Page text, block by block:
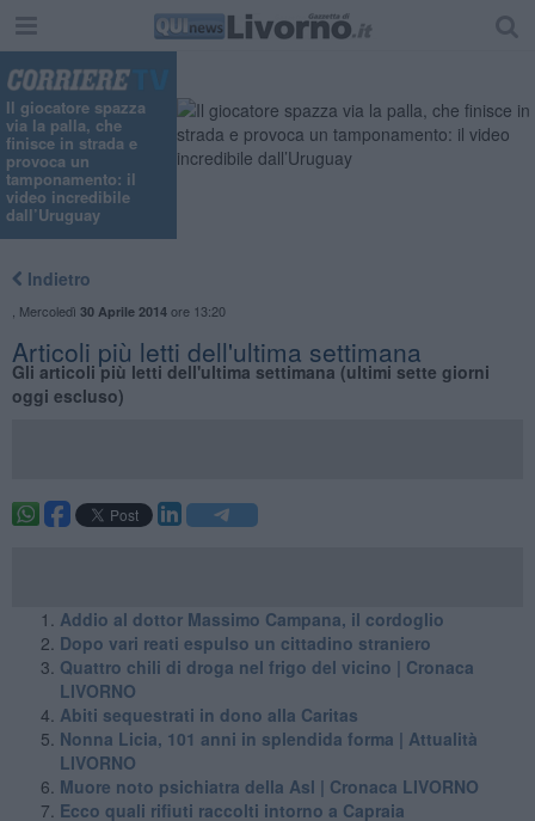
Il giocatore spazza
via la palla, che
finisce in strada e
provoca un
tamponamento: il
video incredibile
dall’Uruguay
Indietro
Mercoledì 30 Aprile 2014ore 13:20
Articoli più letti dell'ultima settimana
Gli articoli più letti dell'ultima settimana (ultimi sette giorni
oggi escluso)
Addio al dottor Massimo Campana, il cordoglio
Dopo vari reati espulso un cittadino straniero
Quattro chili di droga nel frigo del vicino | Cronaca
LIVORNO
Abiti sequestrati in dono alla Caritas
Nonna Licia, 101 anni in splendida forma | Attualità
LIVORNO
Muore noto psichiatra della Asl | Cronaca LIVORNO
Ecco quali rifiuti raccolti intorno a Capraia